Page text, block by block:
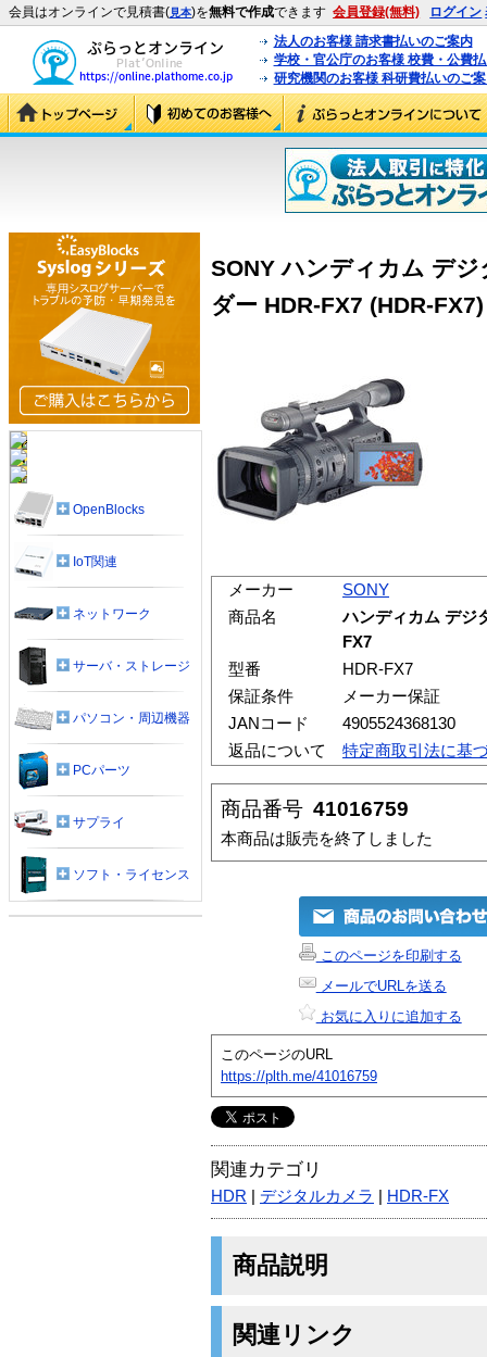
会員はオンラインで見積書(見本)を無料で作成できます 会員登録(無料) ログイン
法人のお客様 請求書払いのご案内
学校・官公庁のお客様 校費・公費
研究機関のお客様 科研費払いのご
SONY ハンディカム デ
ダー HDR-FX7 (HDR-FX7)
メーカー
SONY
商品名
ハンディカム デジ
FX7
型番
HDR-FX7
保証条件
メーカー保証
JANコード
4905524368130
返品について
特定商取引法に基
商品番号 41016759
本商品は販売を終了しました
このページを印刷する
メールでURLを送る
お気に入りに追加する
このページのURL
https://plth.me/41016759
関連カテゴリ
HDR デジタルカメラ HDR-FX
商品説明
関連リンク
OpenBlocks
IoT関連
ネットワーク
サーバ・ストレージ
パソコン・周辺機器
PCパーツ
サプライ
ソフト・ライセンス